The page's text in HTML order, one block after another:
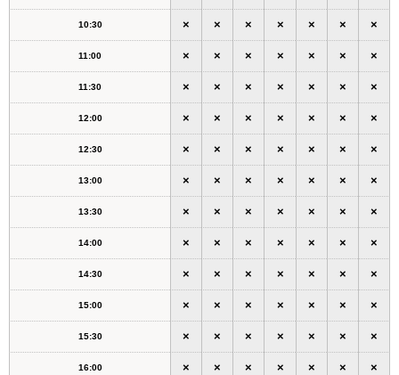
10:30 × × × × × × ×
11:00 × × × × × × ×
11:30 × × × × × × ×
12:00 × × × × × × ×
12:30 × × × × × × ×
13:00 × × × × × × ×
13:30 × × × × × × ×
14:00 × × × × × × ×
14:30 × × × × × × ×
15:00 × × × × × × ×
15:30 × × × × × × ×
16:00 × × × × × × ×